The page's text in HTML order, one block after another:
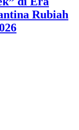
Rubiah